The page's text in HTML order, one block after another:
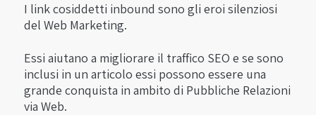
I link cosiddetti inbound sono gli eroi silenziosi
del Web Marketing.
Essi aiutano a migliorare il traffico SEO e se sono
inclusi in un articolo essi possono essere una
grande conquista in ambito di Pubbliche Relazioni
via Web.